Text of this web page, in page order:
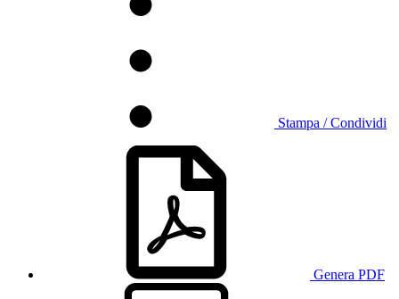
Stampa / Condividi
Genera PDF